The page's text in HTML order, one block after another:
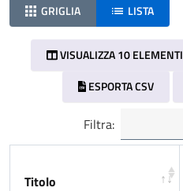
GRIGLIA LISTA
VISUALIZZA 10 ELEMENTI
ESPORTA CSV
Filtra:
Titolo